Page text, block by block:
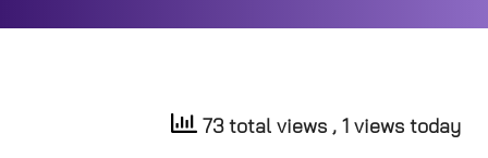
73 total views , 1 views today